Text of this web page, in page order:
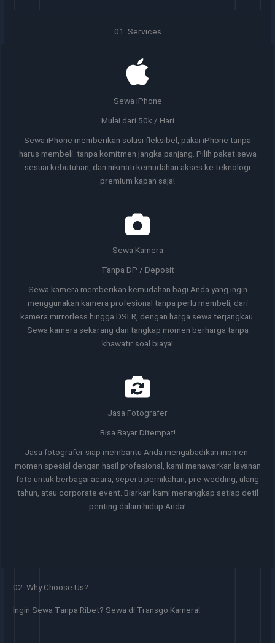
01. Services
Sewa iPhone
Mulai dari 50k / Hari
Sewa iPhone memberikan solusi fleksibel, pakai iPhone tanpa
harus membeli. tanpa komitmen jangka panjang. Pilih paket sewa
sesuai kebutuhan, dan nikmati kemudahan akses ke teknologi
premium kapan saja!
Sewa Kamera
Tanpa DP / Deposit
Sewa kamera memberikan kemudahan bagi Anda yang ingin
menggunakan kamera profesional tanpa perlu membeli, dari
kamera mirrorless hingga DSLR, dengan harga sewa terjangkau.
Sewa kamera sekarang dan tangkap momen berharga tanpa
khawatir soal biaya!
Jasa Fotografer
Bisa Bayar Ditempat!
Jasa fotografer siap membantu Anda mengabadikan momen-
momen spesial dengan hasil profesional, kami menawarkan layanan
foto untuk berbagai acara, seperti pernikahan, pre-wedding, ulang
tahun, atau corporate event. Biarkan kami menangkap setiap detil
penting dalam hidup Anda!
02. Why Choose Us?
Ingin Sewa Tanpa Ribet? Sewa di Transgo Kamera!